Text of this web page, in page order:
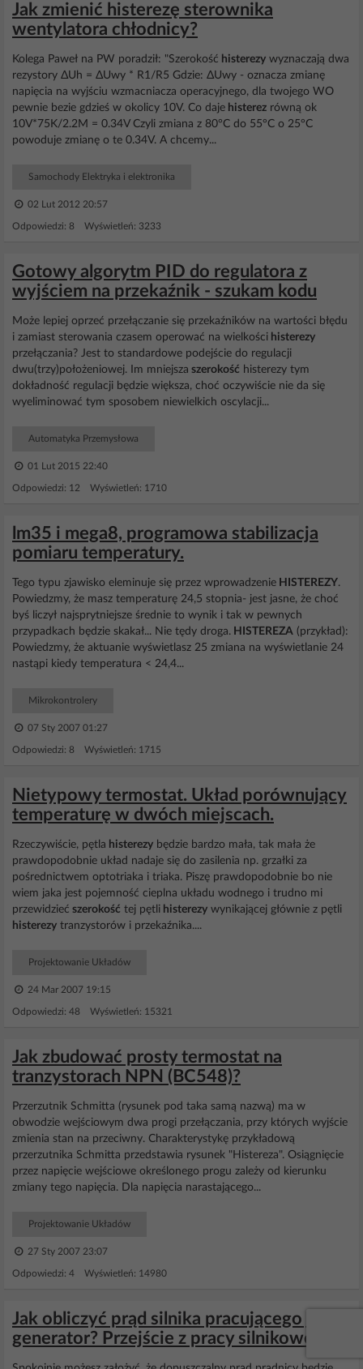
Jak zmienić histerezę sterownika
wentylatora chłodnicy?
Kolega Paweł na PW poradził: "Szerokość histerezy wyznaczają dwa
rezystory ΔUh = ΔUwy * R1/R5 Gdzie: ΔUwy - oznacza zmianę
napięcia na wyjściu wzmacniacza operacyjnego, dla twojego WO
pewnie bezie gdzieś w okolicy 10V. Co daje histerez równą ok
10V*75K/2.2M = 0.34V Czyli zmiana z 80°C do 55°C o 25°C
powoduje zmianę o te 0.34V. A chcemy...
Samochody Elektryka i elektronika
02 Lut 2012 20:57
Odpowiedzi: 8 Wyświetleń: 3233
Gotowy algorytm PID do regulatora z
wyjściem na przekaźnik - szukam kodu
Może lepiej oprzeć przełączanie się przekaźników na wartości błędu
i zamiast sterowania czasem operować na wielkości histerezy
przełączania? Jest to standardowe podejście do regulacji
dwu(trzy)położeniowej. Im mniejsza szerokość histerezy tym
dokładność regulacji będzie większa, choć oczywiście nie da się
wyeliminować tym sposobem niewielkich oscylacji...
Automatyka Przemysłowa
01 Lut 2015 22:40
Odpowiedzi: 12 Wyświetleń: 1710
lm35 i mega8, programowa stabilizacja
pomiaru temperatury.
Tego typu zjawisko eleminuje się przez wprowadzenie HISTEREZY.
Powiedzmy, że masz temperaturę 24,5 stopnia- jest jasne, że choć
byś liczył najsprytniejsze średnie to wynik i tak w pewnych
przypadkach będzie skakał... Nie tędy droga. HISTEREZA (przykład):
Powiedzmy, że aktuanie wyświetlasz 25 zmiana na wyświetlanie 24
nastąpi kiedy temperatura < 24,4...
Mikrokontrolery
07 Sty 2007 01:27
Odpowiedzi: 8 Wyświetleń: 1715
Nietypowy termostat. Układ porównujący
temperaturę w dwóch miejscach.
Rzeczywiście, pętla histerezy będzie bardzo mała, tak mała że
prawdopodobnie układ nadaje się do zasilenia np. grzałki za
pośrednictwem optotriaka i triaka. Piszę prawdopodobnie bo nie
wiem jaka jest pojemność cieplna układu wodnego i trudno mi
przewidzieć szerokość tej pętli histerezy wynikającej głównie z pętli
histerezy tranzystorów i przekaźnika....
Projektowanie Układów
24 Mar 2007 19:15
Odpowiedzi: 48 Wyświetleń: 15321
Jak zbudować prosty termostat na
tranzystorach NPN (BC548)?
Przerzutnik Schmitta (rysunek pod taka samą nazwą) ma w
obwodzie wejściowym dwa progi przełączania, przy których wyjście
zmienia stan na przeciwny. Charakterystykę przykładową
przerzutnika Schmitta przedstawia rysunek "Histereza". Osiągnięcie
przez napięcie wejściowe określonego progu zależy od kierunku
zmiany tego napięcia. Dla napięcia narastającego...
Projektowanie Układów
27 Sty 2007 23:07
Odpowiedzi: 4 Wyświetleń: 14980
Jak obliczyć prąd silnika pracującego jako
generator? Przejście z pracy silnikowej